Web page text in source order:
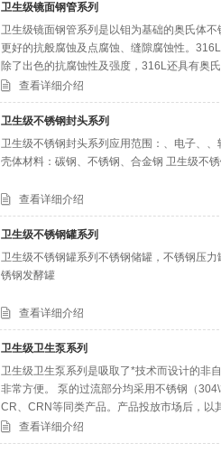
卫生级镜面钢管系列
卫生级镜面钢管系列是以钼为基础的奥氏体
更好的抗般腐蚀及点腐蚀、缝隙腐蚀性。
除了出色的抗腐蚀性及强度，316L还具有奥
查看详细介绍
卫生级不锈钢封头系列
卫生级不锈钢封头系列应用范围：、电子、
壳体材料：碳钢、不锈钢、合金钢 卫生级不
查看详细介绍
卫生级不锈钢罐系列
卫生级不锈钢罐系列不锈钢储罐，不锈钢压
锈钢发酵罐
查看详细介绍
卫生级卫生泵系列
卫生级卫生泵系列是吸取了*技术而设计的非
非常方便。 泵的过流部分均采用不锈钢（
CR、CRN等同类产品。产品投放市场后，以
爱。查看详细介绍